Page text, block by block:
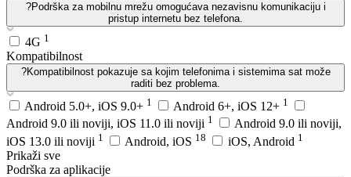
?Podrška za mobilnu mrežu omogućava nezavisnu komunikaciju i
pristup internetu bez telefona.
4G 1
Kompatibilnost
?Kompatibilnost pokazuje sa kojim telefonima i sistemima sat može
raditi bez problema.
Android 5.0+, iOS 9.0+ 1 Android 6+, iOS 12+ 1
Android 9.0 ili noviji, iOS 11.0 ili noviji 1
Android 9.0 ili noviji,
iOS 13.0 ili noviji 1 Android, iOS 18 iOS, Android 1
Prikaži sve
Podrška za aplikacije